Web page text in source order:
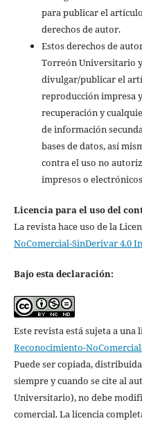
para publicar el
derechos de autor.
Estos derechos de
Torreón Universitario
divulgar/publicar el
reproducción impresa
recuperación y
de información
bases de datos, así
contra el uso no
impresos o
Licencia para el uso del
La revista hace uso de la
NoComercial-SinDerivar 4.0
Bajo esta declaración:
Este revista está sujeta a una
Reconocimiento-
Puede ser copiada,
siempre y cuando se cite al
Universitario), no debe
comercial. La licencia